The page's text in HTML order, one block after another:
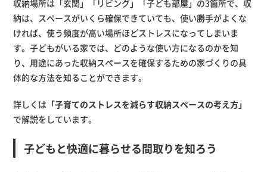
収納場所は「玄関」「リビング」「子ども部屋」の3箇所で、収
納は、スペースがいくら確保できていても、使い勝手がよくな
ければ、使う頻度が高い場所ほどストレスになってしまいま
す。子どもがいる家では、どのような使い方になるのかを知
り、用途にあった収納スペースを確保するための家づくりの具
体的な方法を知ることができます。
詳しくは 「子育てのストレスを減らす収納スペースの考え方」
で解説をしています。
子どもと快適に暮らせる間取りを知ろう